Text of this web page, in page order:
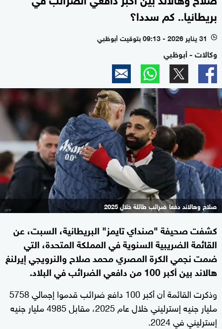
بريطانيا.. كم سددا؟
l 31 يناير 2026 - 09:13 بتوقيت أبوظبي
وكالات - أبوظبي
صلاح وهالاند دفعا ضرائب طائلة خلال 2025
كشفت صحيفة "صنداي تايمز" البريطانية، السبت، عن
القائمة الضريبية السنوية في المملكة المتحدة، التي
ضمت نجمي الكرة المصري محمد صلاح والنرويجي إيرلنغ
هالاند بين أكبر 100 من دافعي الضرائب في البلاد.
وذكرت القائمة أن أكبر 100 دافع ضرائب قدموا إجمالي 5758
مليار جنيه إسترليني خلال عام 2025، مقابل 4985 مليار جنيه
إسترليني في 2024.